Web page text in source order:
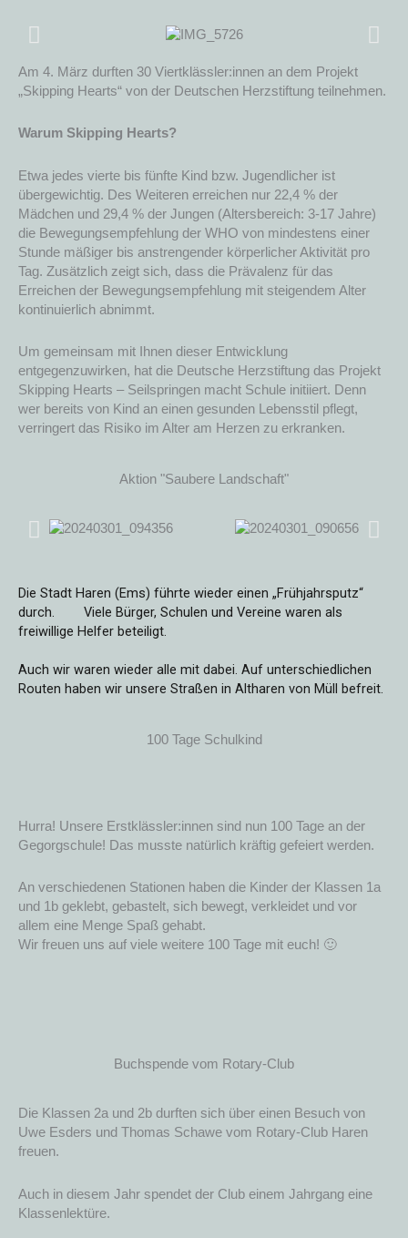
Am 4. März durften 30 Viertklässler:innen an dem Projekt
„Skipping Hearts“ von der Deutschen Herzstiftung teilnehmen.
Warum Skipping Hearts?
Etwa jedes vierte bis fünfte Kind bzw. Jugendlicher ist
übergewichtig. Des Weiteren erreichen nur 22,4 % der
Mädchen und 29,4 % der Jungen (Altersbereich: 3-17 Jahre)
die Bewegungsempfehlung der WHO von mindestens einer
Stunde mäßiger bis anstrengender körperlicher Aktivität pro
Tag. Zusätzlich zeigt sich, dass die Prävalenz für das
Erreichen der Bewegungsempfehlung mit steigendem Alter
kontinuierlich abnimmt.
Um gemeinsam mit Ihnen dieser Entwicklung
entgegenzuwirken, hat die Deutsche Herzstiftung das Projekt
Skipping Hearts – Seilspringen macht Schule initiiert. Denn
wer bereits von Kind an einen gesunden Lebensstil pflegt,
verringert das Risiko im Alter am Herzen zu erkranken.
Aktion "Saubere Landschaft"
Die Stadt Haren (Ems) führte wieder einen „Frühjahrsputz“
durch. Viele Bürger, Schulen und Vereine waren als
freiwillige Helfer beteiligt.
Auch wir waren wieder alle mit dabei. Auf unterschiedlichen
Routen haben wir unsere Straßen in Altharen von Müll befreit.
100 Tage Schulkind
Hurra! Unsere Erstklässler:innen sind nun 100 Tage an der
Gegorgschule! Das musste natürlich kräftig gefeiert werden.
An verschiedenen Stationen haben die Kinder der Klassen 1a
und 1b geklebt, gebastelt, sich bewegt, verkleidet und vor
allem eine Menge Spaß gehabt.
Wir freuen uns auf viele weitere 100 Tage mit euch! 🙂
Buchspende vom Rotary-Club
Die Klassen 2a und 2b durften sich über einen Besuch von
Uwe Esders und Thomas Schawe vom Rotary-Club Haren
freuen.
Auch in diesem Jahr spendet der Club einem Jahrgang eine
Klassenlektüre.